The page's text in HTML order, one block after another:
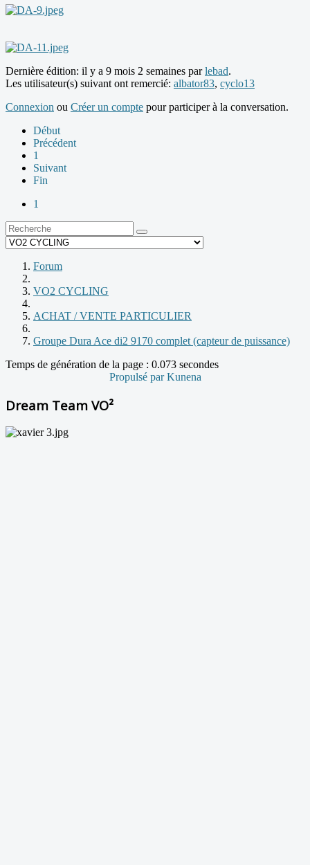
Dernière édition: il y a 9 mois 2 semaines parlebad.
Les utilisateur(s) suivant ont remercié: albator83, cyclo13
Connexion ou Créer un compte pour participer à la conversation.
Début
Précédent
1
Suivant
Fin
1
Forum
VO2 CYCLING
ACHAT / VENTE PARTICULIER
Groupe Dura Ace di2 9170 complet (capteur de puissance)
Temps de génération de la page : 0.073 secondes
Propulsé parKunena
Dream Team VO²